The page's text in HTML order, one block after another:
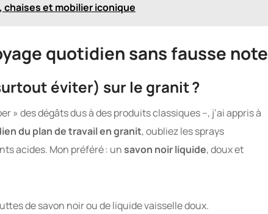
chaises et mobilier iconique
quotidien sans fausse note
éviter) sur le granit ?
» des dégâts dus à des produits classiques –, j’ai appris à
du plan de travail en granit, oubliez les sprays
acides. Mon préféré : un savon noir liquide, doux et
de savon noir ou de liquide vaisselle doux.